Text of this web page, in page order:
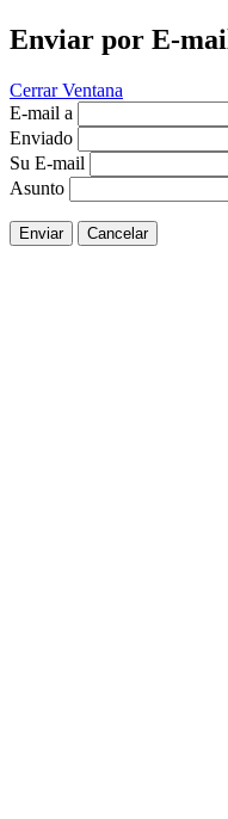
Enviar por E-
Cerrar Ventana
E-mail a
Enviado
Su E-mail
Asunto
Enviar Cancelar